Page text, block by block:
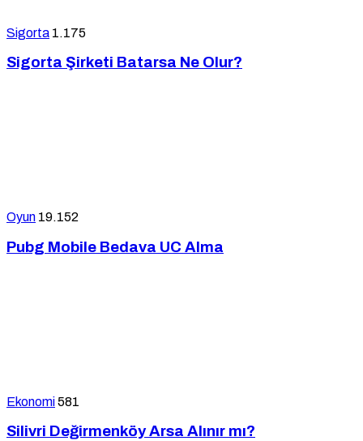
Sigorta 1.175
Sigorta Şirketi Batarsa Ne Olur?
Oyun 19.152
Pubg Mobile Bedava UC Alma
Ekonomi581
Silivri Değirmenköy Arsa Alınır mı?